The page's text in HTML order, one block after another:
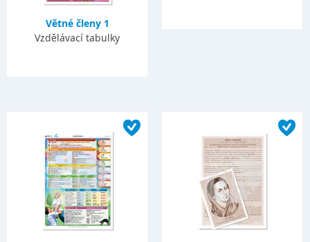
Větné členy 1
Vzdělávací tabulky